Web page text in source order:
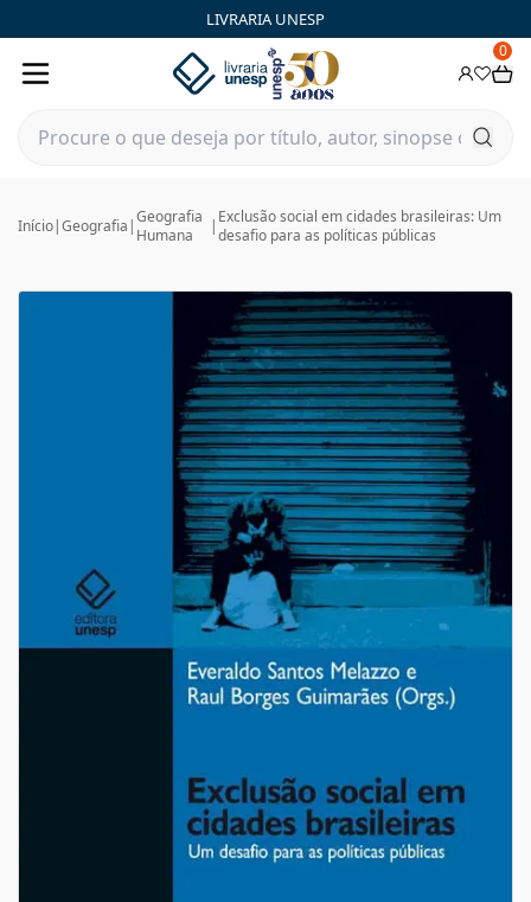
LIVRARIA UNESP
0
Início|Geografia |Geografia
Humana
| Exclusão social em cidades brasileiras: Um
desafio para as políticas públicas